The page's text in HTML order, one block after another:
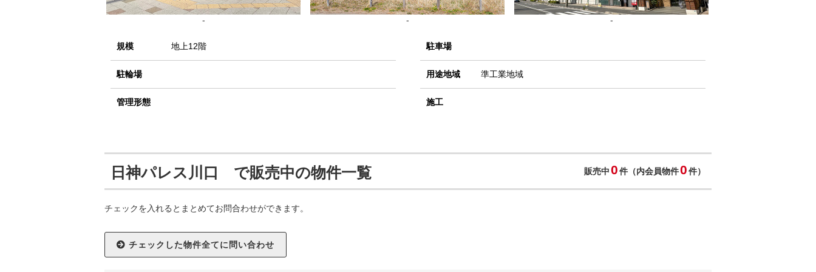
- - -
規模 地上12階
駐輪場
管理形態
駐車場
用途地域 準工業地域
施工
日神パレス川口 で販売中の物件一覧 販売中0件（内会員物件0件）
チェックを入れるとまとめてお問合わせができます。